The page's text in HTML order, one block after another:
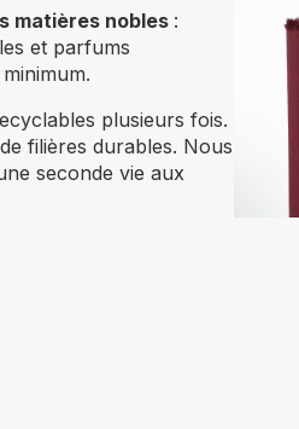
matières nobles :
et parfums
plusieurs fois.
filières durables. Nous
seconde vie aux